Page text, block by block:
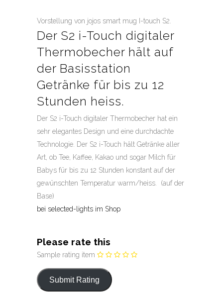
Vorstellung von jojos smart mug I-touch S2.
Der S2 i-Touch digitaler
Thermobecher hält auf
der Basisstation
Getränke für bis zu 12
Stunden heiss.
Der S2 i-Touch digitaler Thermobecher hat ein
sehr elegantes Design und eine durchdachte
Technologie. Der S2 i-Touch hält Getränke aller
Art, ob Tee, Kaffee, Kakao und sogar Milch für
Babys für bis zu 12 Stunden konstant auf der
gewünschten Temperatur warm/heiss. (auf der
Base)
bei selected-lights im Shop
Please rate this
Sample rating item